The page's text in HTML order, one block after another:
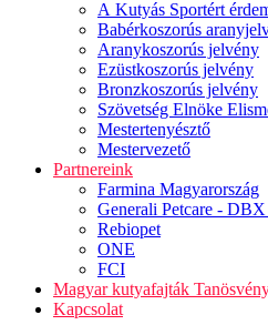
A Kutyás Sportért
Babérkoszorús
Aranykoszorús jelvény
Ezüstkoszorús jelvény
Bronzkoszorús jelvény
Szövetség Elnöke
Mestertenyésztő
Mestervezető
Partnereink
Farmina Magyarország
Generali Petcare -
Rebiopet
ONE
FCI
Magyar kutyafajták
Kapcsolat